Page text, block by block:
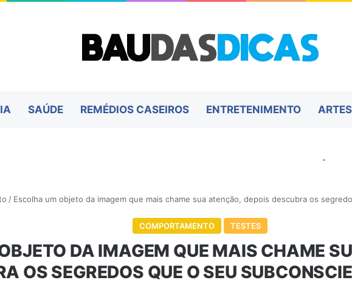
SAÚDE REMÉDIOS CASEIROS ENTRETENIMENTO
-
/ Escolha um objeto da imagem que mais chame sua atenção, depois descubra os
COMPORTAMENTO TESTES
DA IMAGEM QUE MAIS CHAME
OS SEGREDOS QUE O SEU